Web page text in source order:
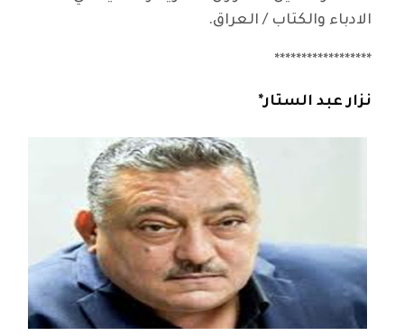
الادباء والكتاب / العراق.
******************
نزار عبد الستار*